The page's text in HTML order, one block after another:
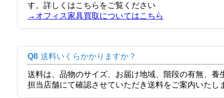
す。詳しくはこちらをご覧ください
→オフィス家具買取についてはこちら
Q8 送料いくらかかりますか？
送料は、品物のサイズ、お届け地域、階段の有無、
担当店舗にて確認させていただき送料をご案内いたし